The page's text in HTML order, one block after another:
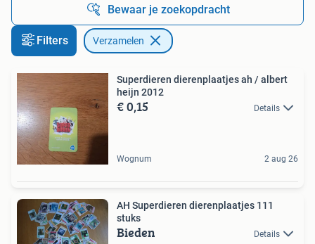
Bewaar je zoekopdracht
Filters Verzamelen
Superdieren dierenplaatjes ah / albert
heijn 2012
€ 0,15 Details
Wognum 2 aug 26
AH Superdieren dierenplaatjes 111
stuks
Bieden Details